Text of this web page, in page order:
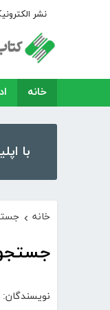
نشر
خانه
با اپلیکیشن
خانه ›
نویسندگان: